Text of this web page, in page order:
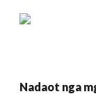
Nadaot nga